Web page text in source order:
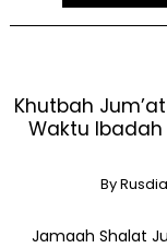
Khutbah
Waktu Ibadah
By
Jamaah Shalat